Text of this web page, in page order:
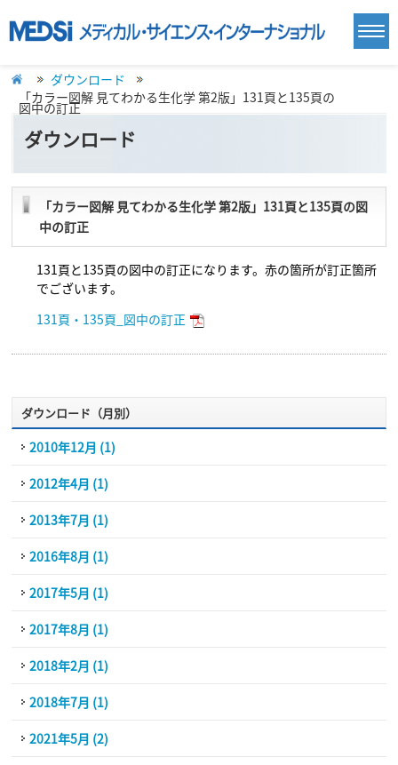
ダウンロード
ダウンロード
「カラー図解 見てわかる生化学 第2版」131頁と135頁の
図中の訂正
「カラー図解 見てわかる生化学 第2版」131頁と135頁の図
中の訂正
131頁と135頁の図中の訂正になります。赤の箇所が訂正箇所
でございます。
131頁・135頁_図中の訂正
ダウンロード（月別）
2010年12月 (1)
2012年4月 (1)
2013年7月 (1)
2016年8月 (1)
2017年5月 (1)
2017年8月 (1)
2018年2月 (1)
2018年7月 (1)
2021年5月 (2)